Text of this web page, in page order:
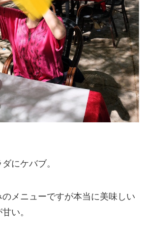
にケバブ。
のメニューですが本当に美味しい
い。